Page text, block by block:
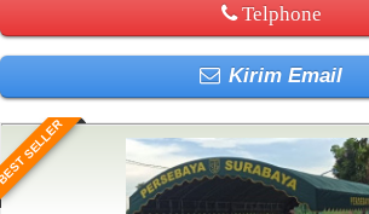
Telphone
Kirim Email
SELLER